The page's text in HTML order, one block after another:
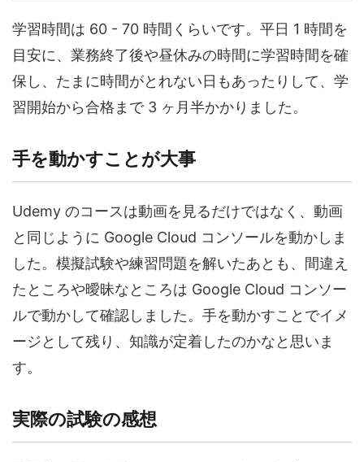
学習時間は 60 - 70 時間くらいです。平日 1 時間を
目安に、業務終了後や昼休みの時間に学習時間を確
保し、たまに時間がとれない日もあったりして、学
習開始から合格まで 3 ヶ月半かかりました。
手を動かすことが大事
Udemy のコースは動画を見るだけではなく、動画
と同じように Google Cloud コンソールを動かしま
した。模擬試験や練習問題を解いたあとも、間違え
たところや曖昧なところは Google Cloud コンソー
ルで動かして確認しました。手を動かすことでイメ
ージとして残り、知識が定着したのかなと思いま
す。
実際の試験の感想